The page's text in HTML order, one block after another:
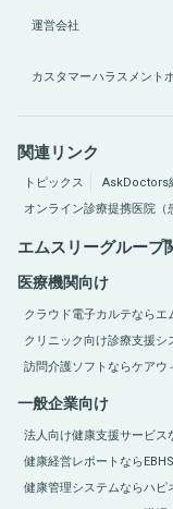
運営会社
カスタマーハラスメント
関連リンク
トピックス
AskDoctors
オンライン診療提携医院（
エムスリーグループ
医療機関向け
クラウド電子カルテならエ
クリニック向け診療支援
訪問介護ソフトならケアウ
一般企業向け
法人向け健康支援サービ
健康経営レポートなら
健康管理システムならハピ